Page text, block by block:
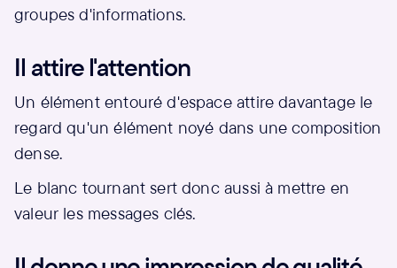
groupes d'informations.
Il attire l'attention
Un élément entouré d'espace attire davantage le
regard qu'un élément noyé dans une composition
dense.
Le blanc tournant sert donc aussi à mettre en
valeur les messages clés.